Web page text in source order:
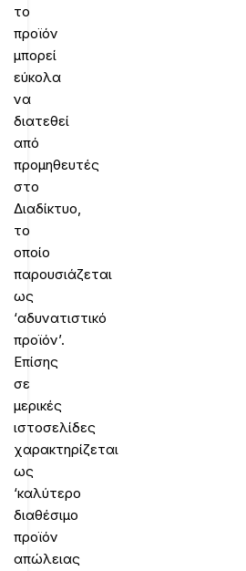
το
προϊόν
μπορεί
εύκολα
να
διατεθεί
από
προμηθευτές
στο
Διαδίκτυο,
το
οποίο
παρουσιάζεται
ως
‘αδυνατιστικό
προϊόν’.
Επίσης
σε
μερικές
ιστοσελίδες
χαρακτηρίζεται
ως
‘καλύτερο
διαθέσιμο
προϊόν
απώλειας